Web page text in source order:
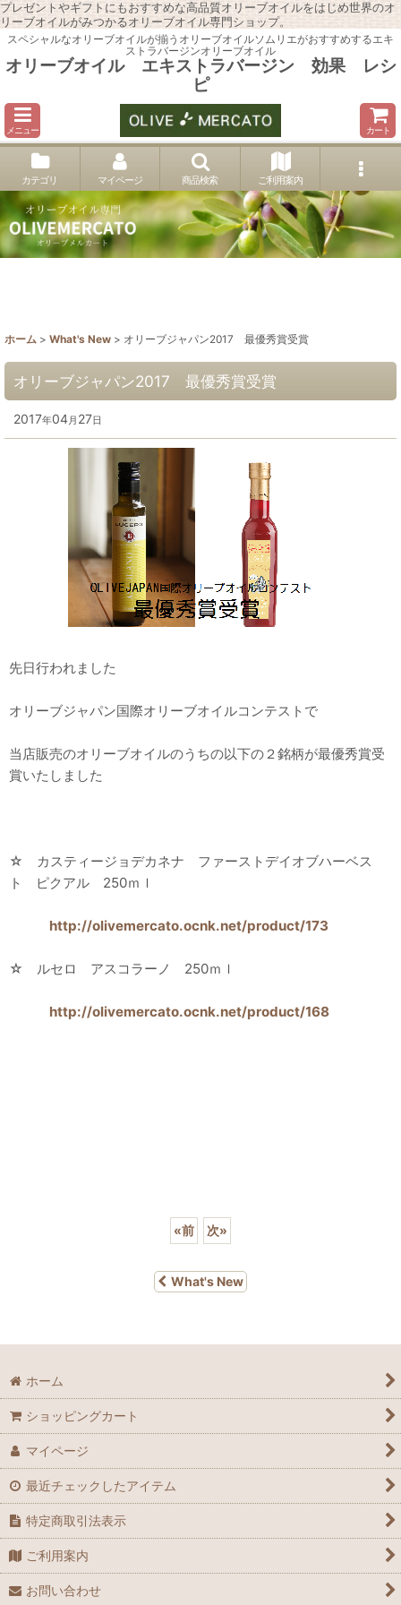
プレゼントやギフトにもおすすめな高品質オリーブオイルをはじめ世界のオ
リーブオイルがみつかるオリーブオイル専門ショップ。
スペシャルなオリーブオイルが揃うオリーブオイルソムリエがおすすめするエキ
ストラバージンオリーブオイル
オリーブオイル エキストラバージン 効果 レシ
ピ
メニュー カート
カテゴリ マイページ 商品検索 ご利用案内
ホーム > What's New > オリーブジャパン2017 最優秀賞受賞
オリーブジャパン2017 最優秀賞受賞
2017年04月 27日
先日行われました
オリーブジャパン国際オリーブオイルコンテストで
当店販売のオリーブオイルのうちの以下の２銘柄が最優秀賞受
賞いたしました
☆ カスティージョデカネナ ファーストデイオブハーベス
ト ピクアル 250ｍｌ
http://olivemercato.ocnk.net/product/173
☆ ルセロ アスコラーノ 250ｍｌ
http://olivemercato.ocnk.net/product/168
«前 次»
What's New
ホーム
ショッピングカート
マイページ
最近チェックしたアイテム
特定商取引法表示
ご利用案内
お問い合わせ